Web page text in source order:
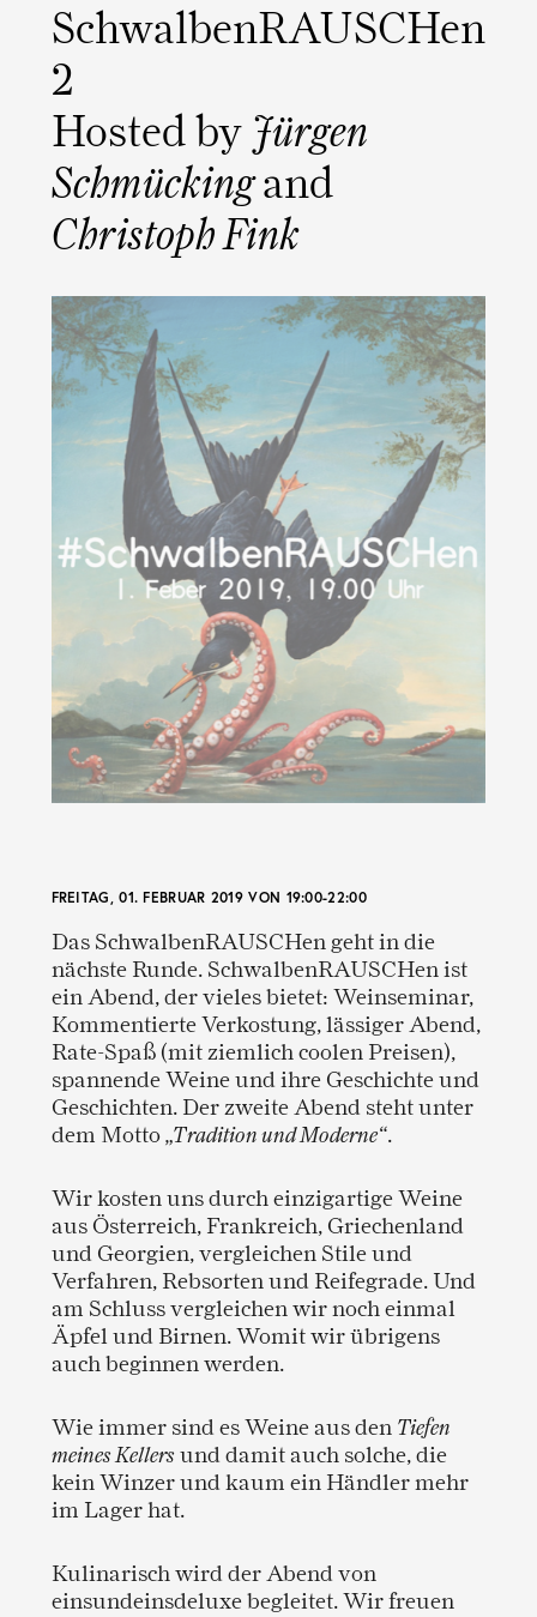
SchwalbenRAUSCHen
2
Hosted by Jürgen
Schmückingand
Christoph Fink
FREITAG, 01. FEBRUAR 2019 VON 19:00-22:00
Das SchwalbenRAUSCHen geht in die
nächste Runde. SchwalbenRAUSCHen ist
ein Abend, der vieles bietet: Weinseminar,
Kommentierte Verkostung, lässiger Abend,
Rate-Spaß (mit ziemlich coolen Preisen),
spannende Weine und ihre Geschichte und
Geschichten. Der zweite Abend steht unter
dem Motto„Tradition und Moderne“.
Wir kosten uns durch einzigartige Weine
aus Österreich, Frankreich, Griechenland
und Georgien, vergleichen Stile und
Verfahren, Rebsorten und Reifegrade. Und
am Schluss vergleichen wir noch einmal
Äpfel und Birnen. Womit wir übrigens
auch beginnen werden.
Wie immer sind es Weine aus den Tiefen
meines Kellersund damit auch solche, die
kein Winzer und kaum ein Händler mehr
im Lager hat.
Kulinarisch wird der Abend von
einsundeinsdeluxe begleitet. Wir freuen